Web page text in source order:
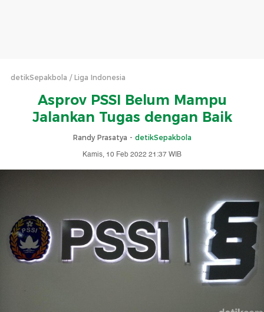
detikSepakbola Liga Indonesia
Asprov PSSI Belum Mampu
Jalankan Tugas dengan Baik
Randy Prasatya - detikSepakbola
Kamis, 10 Feb 2022 21:37 WIB